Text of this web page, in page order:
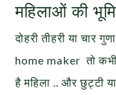
महिलाओं की
दोहरी तीहरी या चार
home maker तो कभी
है महिला .. और छुट्टी